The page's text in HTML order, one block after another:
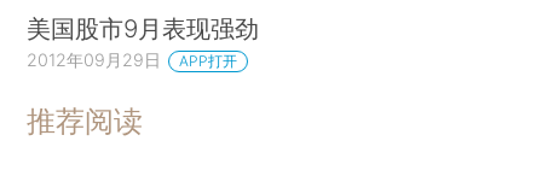
美国股市9月表现强劲
2012年09月29日 APP打开
推荐阅读